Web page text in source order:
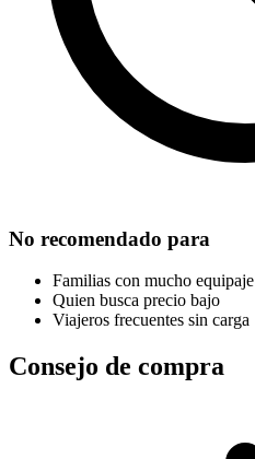
No recomendado para
Familias con mucho equipaje
Quien busca precio bajo
Viajeros frecuentes sin carga
Consejo de compra